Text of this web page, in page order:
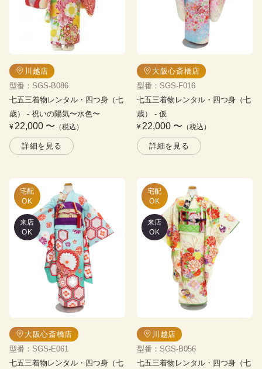
川越店
型番 ： SGS-B086
七五三着物レンタル・四つ身（七
歳）
- 祝いの陽気〜水色〜
¥ 22,000 〜 （税込）
詳細を見る
大阪心斎橋店
型番 ： SGS-F016
七五三着物レンタル・四つ身（七
歳）
- 仮
¥ 22,000 〜 （税込）
詳細を見る
宅配
OK
来店
OK
大阪心斎橋店
型番 ： SGS-E061
七五三着物レンタル・四つ身（七
宅配
OK
来店
OK
川越店
型番 ： SGS-B056
七五三着物レンタル・四つ身（七